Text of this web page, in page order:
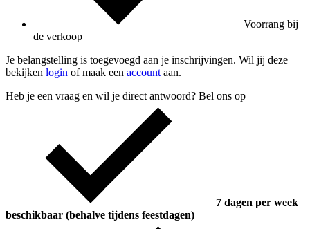
Voorrang bij
de verkoop
Je belangstelling is toegevoegd aan je inschrijvingen. Wil jij deze
bekijken login of maak een account aan.
Heb je een vraag en wil je direct antwoord? Bel ons op
7 dagen per week
beschikbaar (behalve tijdens feestdagen)